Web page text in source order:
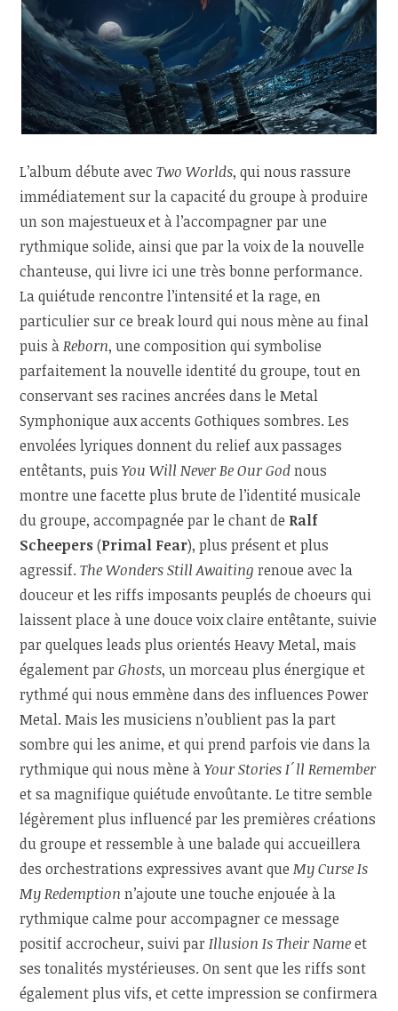
L’album débute avecTwo Worlds, qui nous rassure
immédiatement sur la capacité du groupe à produire
un son majestueux et à l’accompagner par une
rythmique solide, ainsi que par la voix de la nouvelle
chanteuse, qui livre ici une très bonne performance.
La quiétude rencontre l’intensité et la rage, en
particulier sur ce break lourd qui nous mène au final
puis àReborn, une composition qui symbolise
parfaitement la nouvelle identité du groupe, tout en
conservant ses racines ancrées dans le Metal
Symphonique aux accents Gothiques sombres. Les
envolées lyriques donnent du relief aux passages
entêtants, puisYou Will Never Be Our Godnous
montre une facette plus brute de l’identité musicale
du groupe, accompagnée par le chant de Ralf
Scheepers(Primal Fear), plus présent et plus
agressif.The Wonders Still Awaiting renoue avec la
douceur et les riffs imposants peuplés de choeurs qui
laissent place à une douce voix claire entêtante, suivie
par quelques leads plus orientés Heavy Metal, mais
également parGhosts, un morceau plus énergique et
rythmé qui nous emmène dans des influences Power
Metal. Mais les musiciens n’oublient pas la part
sombre qui les anime, et qui prend parfois vie dans la
rythmique qui nous mène àYour Stories I´ll Remember
et sa magnifique quiétude envoûtante. Le titre semble
légèrement plus influencé par les premières créations
du groupe et ressemble à une balade qui accueillera
des orchestrations expressives avant queMy Curse Is
My Redemption n’ajoute une touche enjouée à la
rythmique calme pour accompagner ce message
positif accrocheur, suivi parIllusion Is Their Nameet
ses tonalités mystérieuses. On sent que les riffs sont
également plus vifs, et cette impression se confirmera